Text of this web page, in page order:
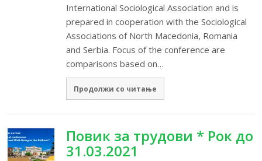
International Sociological Association and is
prepared in cooperation with the Sociological
Associations of North Macedonia, Romania
and Serbia. Focus of the conference are
comparisons based on…
Продолжи со читање
Повик за трудови * Рок до
31.03.2021